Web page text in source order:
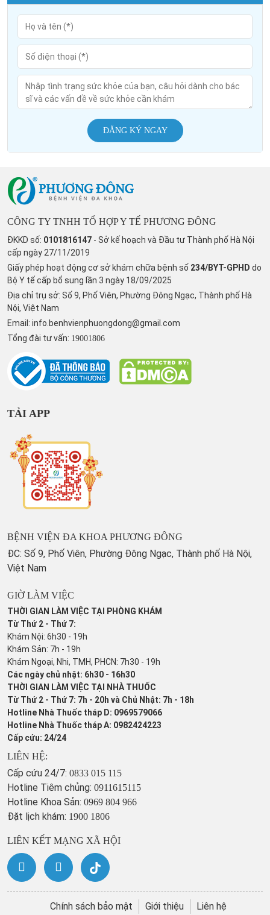
ĐĂNG KÝ NGAY
CÔNG TY TNHH TỔ HỢP Y TẾ PHƯƠNG ĐÔNG
ĐKKD số: 0101816147 - Sở kế hoạch và Đầu tư Thành phố Hà Nội
cấp ngày 27/11/2019
Giấy phép hoạt động cơ sở khám chữa bệnh số 234/BYT-GPHD do
Bộ Y tế cấp bổ sung lần 3 ngày 18/09/2025
Địa chỉ trụ sở: Số 9, Phố Viên, Phường Đông Ngạc, Thành phố Hà
Nội, Việt Nam
Email: info.benhvienphuongdong@gmail.com
Tổng đài tư vấn: 19001806
TẢI APP
BỆNH VIỆN ĐA KHOA PHƯƠNG ĐÔNG
ĐC: Số 9, Phố Viên, Phường Đông Ngạc, Thành phố Hà Nội,
Việt Nam
GIỜ LÀM VIỆC
THỜI GIAN LÀM VIỆC TẠI PHÒNG KHÁM
Từ Thứ 2 - Thứ 7:
Khám Nội: 6h30 - 19h
Khám Sản: 7h - 19h
Khám Ngoại, Nhi, TMH, PHCN: 7h30 - 19h
Các ngày chủ nhật: 6h30 - 16h30
THỜI GIAN LÀM VIỆC TẠI NHÀ THUỐC
Từ Thứ 2 - Thứ 7: 7h - 20h và Chủ Nhật: 7h - 18h
Hotline Nhà Thuốc tháp D: 0969579066
Hotline Nhà Thuốc tháp A: 0982424223
Cấp cứu: 24/24
LIÊN HỆ:
Cấp cứu 24/7: 0833 015 115
Hotline Tiêm chủng: 0911615115
Hotline Khoa Sản: 0969 804 966
Đặt lịch khám: 1900 1806
LIÊN KẾT MẠNG XÃ HỘI
Chính sách bảo mật Giới thiệu Liên hệ